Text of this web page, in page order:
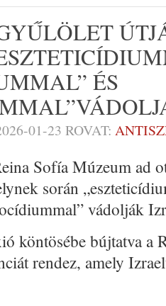
ÉS
01-23 ROVAT:
Sofía Múzeum ad
során
vádolják
köntösébe bújtatva a
rendez, amely